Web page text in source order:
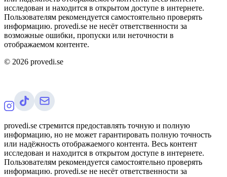
исследован и находится в открытом доступе в интернете.
Пользователям рекомендуется самостоятельно проверять
информацию. provedi.se не несёт ответственности за
возможные ошибки, пропуски или неточности в
отображаемом контенте.
© 2026 provedi.se
provedi.se стремится предоставлять точную и полную
информацию, но не может гарантировать полную точность
или надёжность отображаемого контента. Весь контент
исследован и находится в открытом доступе в интернете.
Пользователям рекомендуется самостоятельно проверять
информацию. provedi.se не несёт ответственности за